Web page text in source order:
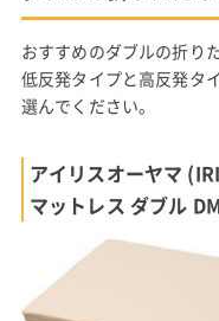
おすすめのダブルの折り
低反発タイプと高反発タ
選んでください。
アイリスオーヤマ
マットレス ダブル